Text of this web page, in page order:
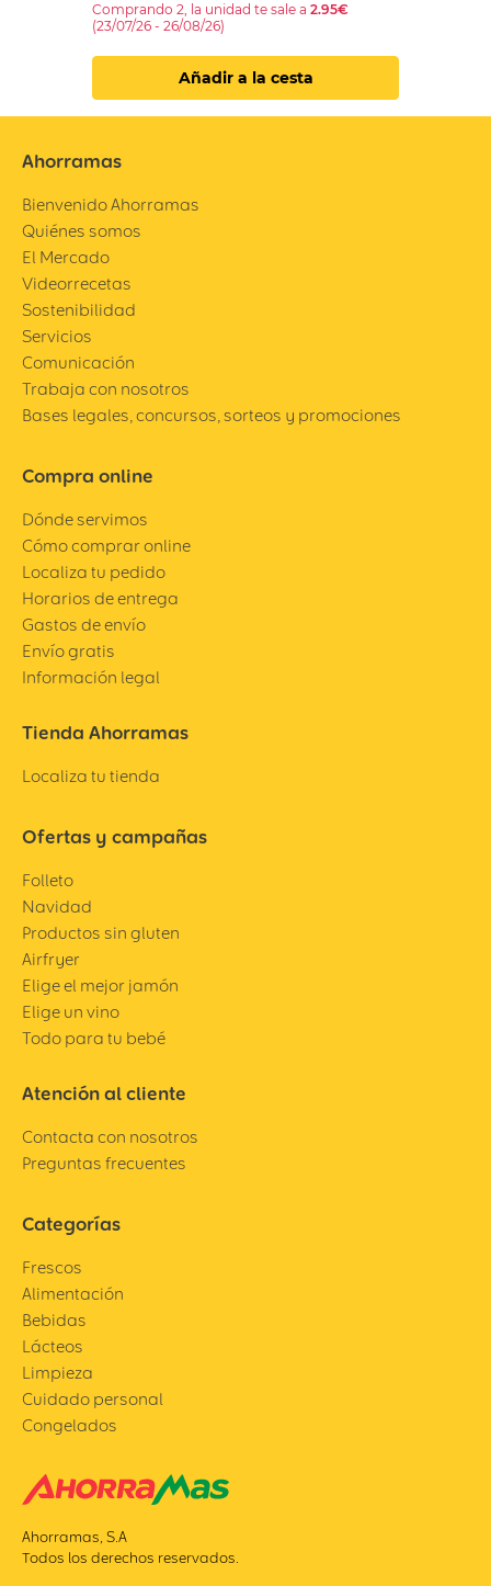
Comprando 2, la unidad te sale a 2.95€
(23/07/26 - 26/08/26)
Añadir a la cesta
Ahorramas
Bienvenido Ahorramas
Quiénes somos
El Mercado
Videorrecetas
Sostenibilidad
Servicios
Comunicación
Trabaja con nosotros
Bases legales, concursos, sorteos y promociones
Compra online
Dónde servimos
Cómo comprar online
Localiza tu pedido
Horarios de entrega
Gastos de envío
Envío gratis
Información legal
Tienda Ahorramas
Localiza tu tienda
Ofertas y campañas
Folleto
Navidad
Productos sin gluten
Airfryer
Elige el mejor jamón
Elige un vino
Todo para tu bebé
Atención al cliente
Contacta con nosotros
Preguntas frecuentes
Categorías
Frescos
Alimentación
Bebidas
Lácteos
Limpieza
Cuidado personal
Congelados
Ahorramas, S.A
Todos los derechos reservados.